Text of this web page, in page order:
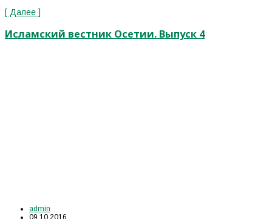
[ Далее ]
Исламский вестник Осетии. Выпуск 4
admin
09.10.2016